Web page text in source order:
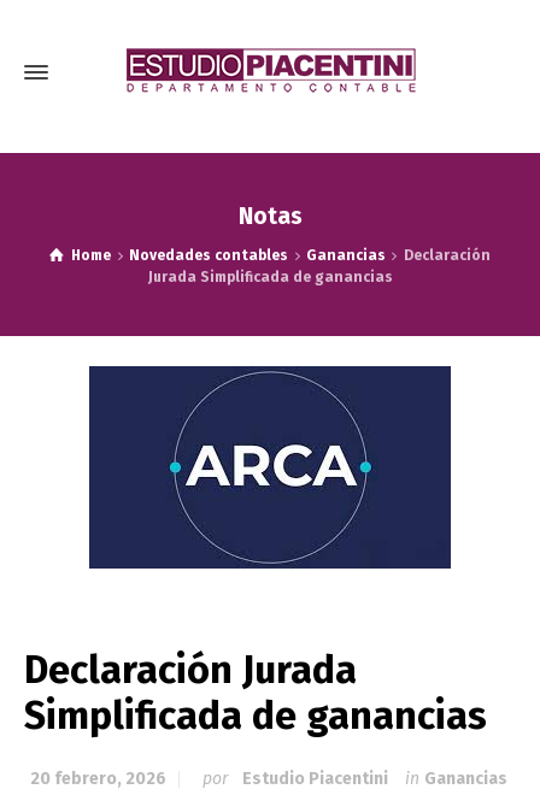
Notas
Home Novedades contables Ganancias
Declaración
Jurada Simplificada de ganancias
Declaración Jurada
Simplificada de ganancias
20 febrero, 2026 por Estudio Piacentini in Ganancias